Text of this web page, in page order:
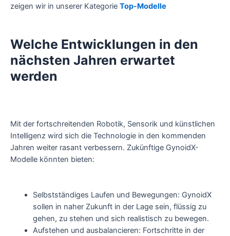
zeigen wir in unserer Kategorie Top-Modelle
Welche Entwicklungen in den
nächsten Jahren erwartet
werden
Mit der fortschreitenden Robotik, Sensorik und künstlichen
Intelligenz wird sich die Technologie in den kommenden
Jahren weiter rasant verbessern. Zukünftige GynoidX-
Modelle könnten bieten:
Selbstständiges Laufen und Bewegungen: GynoidX
sollen in naher Zukunft in der Lage sein, flüssig zu
gehen, zu stehen und sich realistisch zu bewegen.
Aufstehen und ausbalancieren: Fortschritte in der